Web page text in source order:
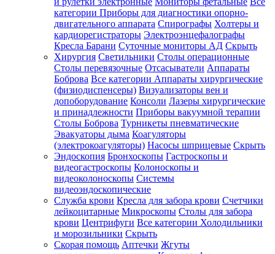
категории Приборы для диагностики опорно-
двигательного аппарата Спирографы Холтеры и
кардиорегистраторы Электроэнцефалографы
Кресла Барани Суточные мониторы АД Скрыть
Хирургия Светильники Столы операционные
Столы перевязочные Отсасыватели Аппараты
Боброва Все категории Аппараты хирургические
(физиодиспенсеры) Визуализаторы вен и
допоборудование Консоли Лазеры хирургические
и принадлежности Приборы вакуумной терапии
Столы Боброва Турникеты пневматические
Эвакуаторы дыма Коагуляторы
(электрокоагуляторы) Насосы шприцевые Скрыть
Эндоскопия Бронхоскопы Гастроскопы и
видеогастроскопы Колоноскопы и
видеоколоноскопы Системы
видеоэндоскопические
Служба крови Кресла для забора крови Счетчики
лейкоцитарные Микроскопы Столы для забора
крови Центрифуги Все категории Холодильники
и морозильники Скрыть
Скорая помощь Аптечки Жгуты